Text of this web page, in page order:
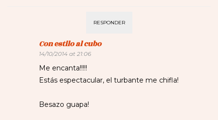
RESPONDER
Con estilo al cubo
14/10/2014 at 21:06
Me encanta!!!!!
Estás espectacular, el turbante me chifla!
Besazo guapa!